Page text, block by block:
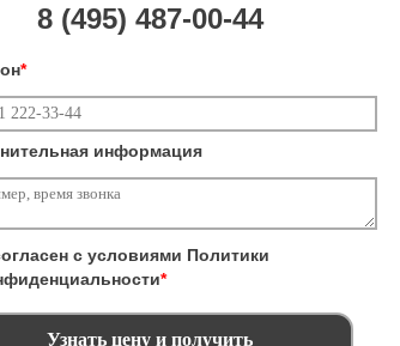
8 (495) 487-00-44
*
информация
с условиями Политики
*